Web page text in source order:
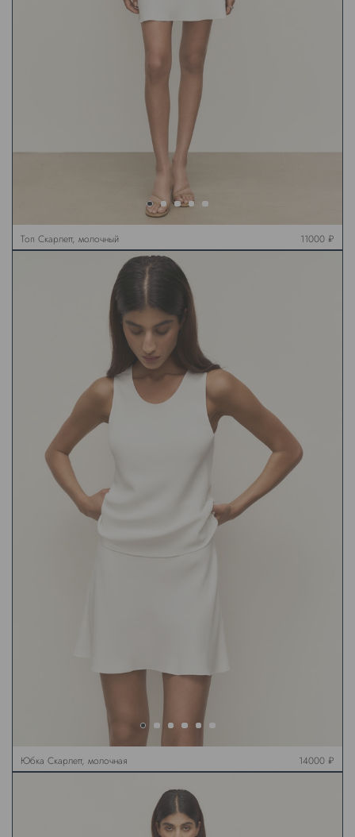
Топ Скарлетт, молочный 11000 ₽
Юбка Скарлетт, молочная 14000 ₽